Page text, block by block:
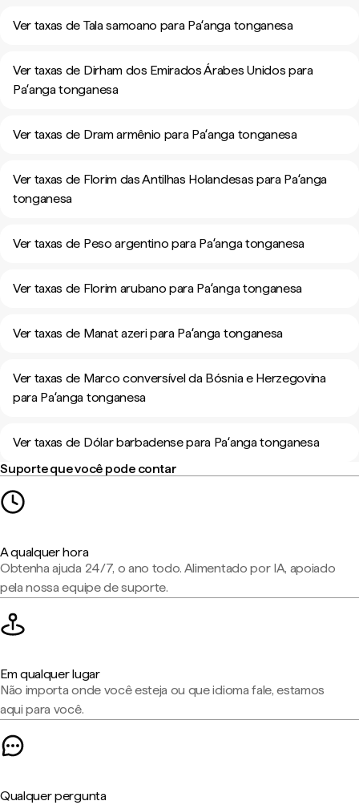
Ver taxas de Tala samoano para Paʻanga tonganesa
Ver taxas de Dirham dos Emirados Árabes Unidos para
Paʻanga tonganesa
Ver taxas de Dram armênio para Paʻanga tonganesa
Ver taxas de Florim das Antilhas Holandesas para Paʻanga
tonganesa
Ver taxas de Peso argentino para Paʻanga tonganesa
Ver taxas de Florim arubano para Paʻanga tonganesa
Ver taxas de Manat azeri para Paʻanga tonganesa
Ver taxas de Marco conversível da Bósnia e Herzegovina
para Paʻanga tonganesa
Ver taxas de Dólar barbadense para Paʻanga tonganesa
Suporte que você pode contar
A qualquer hora
Obtenha ajuda 24/7, o ano todo. Alimentado por IA, apoiado
pela nossa equipe de suporte.
Em qualquer lugar
Não importa onde você esteja ou que idioma fale, estamos
aqui para você.
Qualquer pergunta